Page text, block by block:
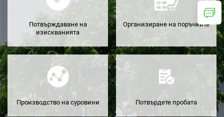
Потвърждаване на
изискванията
Организиране на поръчките
Производство на суровини Потвърдете пробата